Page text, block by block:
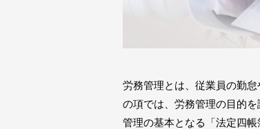
労務管理とは、従業員の勤
の項では、労務管理の目的
管理の基本となる「法定四帳